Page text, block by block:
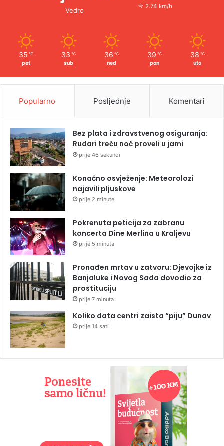
Vedro
2.74 km/h
35 ℃
pet
33 ℃
sub
36 ℃
ned
39 ℃
pon
38 ℃
uto
Popularno Posljednje Komentari
Bez plata i zdravstvenog osiguranja:
Rudari treću noć proveli u jami
prije 46 sekundi
Konačno osvježenje: Meteorolozi
najavili pljuskove
prije 2 minute
Pokrenuta peticija za zabranu
koncerta Dine Merlina u Kraljevu
prije 5 minuta
Pronađen mrtav u zatvoru: Djevojke iz
Banjaluke i Novog Sada dovodio za
prostituciju
prije 7 minuta
Koliko data centri zaista “piju” Dunav
prije 14 sati